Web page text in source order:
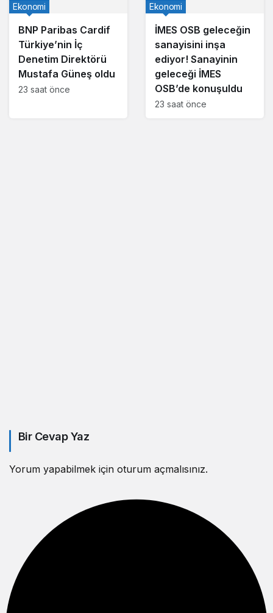
BNP Paribas Cardif
Türkiye’nin İç
Denetim Direktörü
Mustafa Güneş oldu
Ekonomi
23 saat önce
İMES OSB geleceğin
sanayisini inşa
ediyor! Sanayinin
geleceği İMES
OSB’de konuşuldu
Ekonomi
23 saat önce
Bir Cevap Yaz
Yorum yapabilmek için oturum açmalısınız.